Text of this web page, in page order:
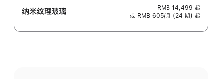
纳米纹理玻璃 RMB 14,499 起
或 RMB 605/月 (24 期) 起